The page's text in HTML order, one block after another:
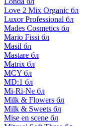
Love 2 Mix Organic бл
Luxor Professional бл
Mades Cosmetics бл
Mario Fissi бл
Masil бл
Mastare бл
Matrix бл
MCY бл
MD:1 бл
Mi-Ri-Ne бл
Milk & Flowers бл
Milk & Sweets бл
Mise en scene бл